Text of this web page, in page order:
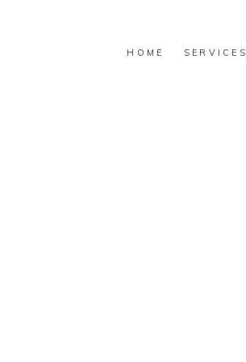
HOME SERVICES